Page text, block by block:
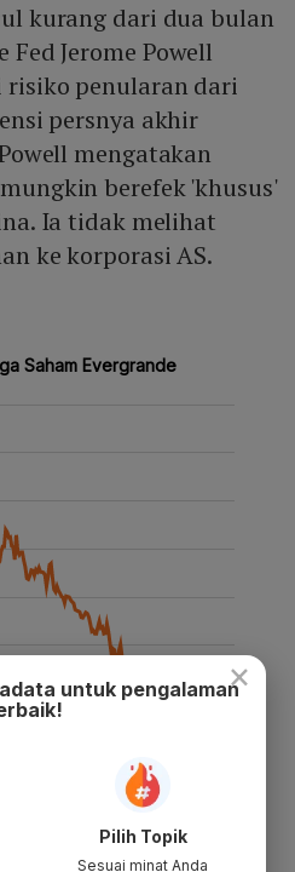
kurang dari dua bulan
Jerome Powell
risiko penularan dari
persnya akhir
mengatakan
berefek 'khusus'
Ia tidak melihat
ke korporasi AS.
×
untuk pengalaman
Pilih Topik
Sesuai minat Anda